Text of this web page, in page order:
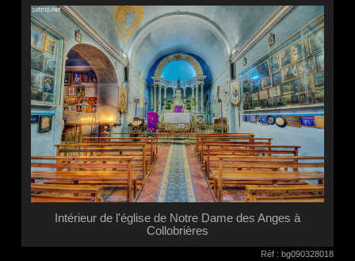
Intérieur de l'église de Notre Dame des Anges à
Collobrières
Réf : bg090328018